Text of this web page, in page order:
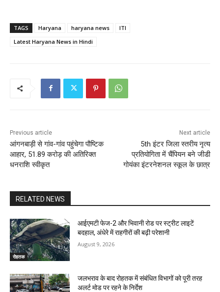
TAGS Haryana haryana news
ITI
Latest Haryana News in Hindi
Previous article
आंगनबाड़ी से गांव-गांव पहुंचेगा पौष्टिक
आहार, 51.89 करोड़ की अतिरिक्त
धनराशि स्वीकृत
Next article
5th इंटर जिला स्तरीय नृत्य
प्रतियोगिता में चैंपियन बने जीडी
गोयंका इंटरनेशनल स्कूल के छात्र
RELATED NEWS
रोहतक
आईएमटी फेज-2 और भिवानी रोड पर स्ट्रीट लाइटें
बदहाल, अंधेरे में राहगीरों की बढ़ी परेशानी
August 9, 2026
जलभराव के बाद रोहतक में संबंधित विभागों को पूरी तरह
अलर्ट मोड पर रहने के निर्देश